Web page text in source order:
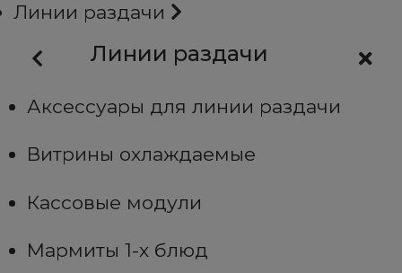
Линии раздачи
Линии раздачи
Аксессуары для линии раздачи
Витрины охлаждаемые
Кассовые модули
Мармиты 1-х блюд